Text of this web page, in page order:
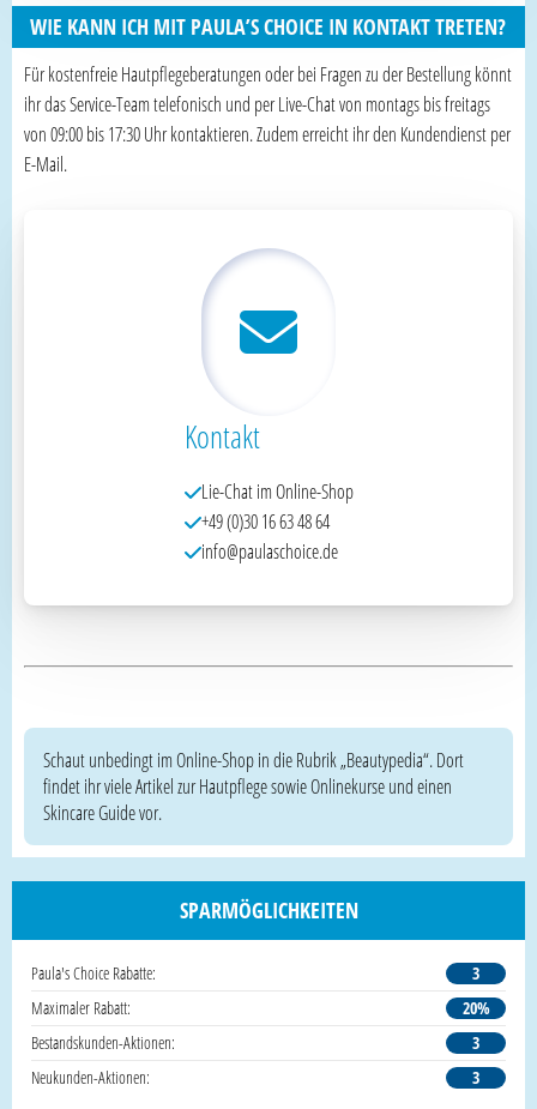
WIE KANN ICH MIT PAULA’S CHOICE IN KONTAKT TRETEN?
Für kostenfreie Hautpflegeberatungen oder bei Fragen zu der Bestellung könnt
ihr das Service-Team telefonisch und per Live-Chat von montags bis freitags
von 09:00 bis 17:30 Uhr kontaktieren. Zudem erreicht ihr den Kundendienst per
E-Mail.
Kontakt
Lie-Chat im Online-Shop
+49 (0)30 16 63 48 64
info@paulaschoice.de
Schaut unbedingt im Online-Shop in die Rubrik „Beautypedia“. Dort
findet ihr viele Artikel zur Hautpflege sowie Onlinekurse und einen
Skincare Guide vor.
SPARMÖGLICHKEITEN
Paula's Choice Rabatte:
3
Maximaler Rabatt:
20%
Bestandskunden-Aktionen:
3
Neukunden-Aktionen:
3